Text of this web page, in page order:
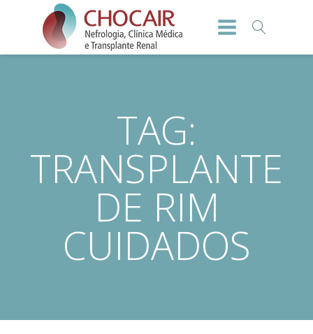
TAG:
TRANSPLANTE
DE RIM
CUIDADOS